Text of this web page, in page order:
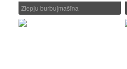
Ziepju burbuļmašīna